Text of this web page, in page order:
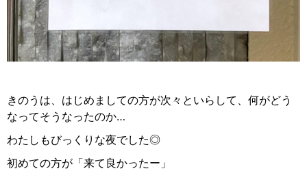
きのうは、はじめましての方が次々といらして、何がどう
なってそうなったのか…
わたしもびっくりな夜でした◎
初めての方が「来て良かったー」